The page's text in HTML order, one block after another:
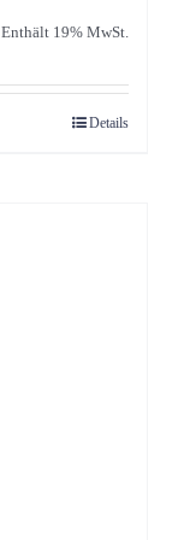
Enthält 19% MwSt.
Details